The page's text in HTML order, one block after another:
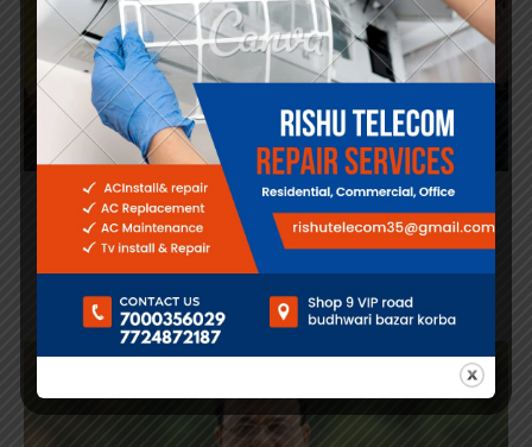
कोरबाछत्तीसगढ़न्यूज़राजनीती
निर्दलीय प्रत्याशी ने कांग्रेस के समर्थन में लिया नाम वापस,
जयसिंह के विकास कार्यों से प्रभावित होकर बदला मन
कोरबा। चुनाव लड़ने के लिए नामांकन भरने के बाद निर्दलीय प्रत्याशी का
By Sailendra Rathour November 1, 2023